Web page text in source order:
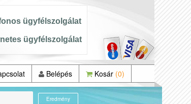
ügyfélszolgálat
ügyfélszolgálat
Belépés Kosár (0)
Eredmény